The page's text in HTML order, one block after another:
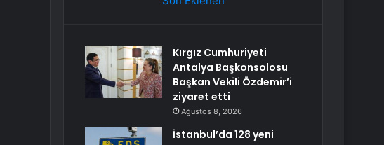
Kırgız Cumhuriyeti
Antalya Başkonsolosu
Başkan Vekili Özdemir’i
ziyaret etti
Ağustos 8, 2026
İstanbul’da 128 yeni